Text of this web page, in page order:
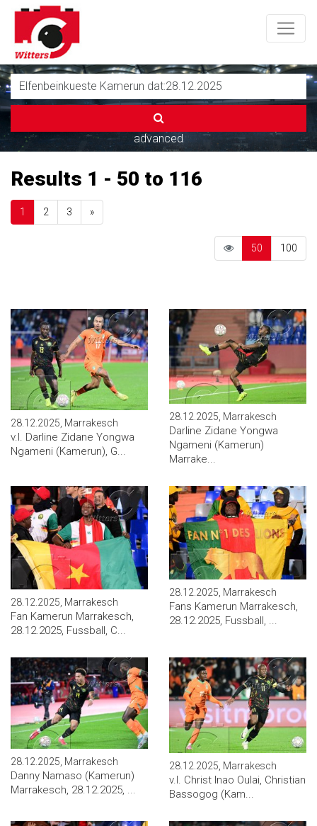
advanced
Results 1 - 50 to 116
1 2 3 »Next
50 100
28.12.2025, Marrakesch
v.l. Darline Zidane Yongwa
Ngameni (Kamerun), G...
28.12.2025, Marrakesch
Darline Zidane Yongwa
Ngameni (Kamerun)
Marrake...
28.12.2025, Marrakesch
Fan Kamerun Marrakesch,
28.12.2025, Fussball, C...
28.12.2025, Marrakesch
Fans Kamerun Marrakesch,
28.12.2025, Fussball, ...
28.12.2025, Marrakesch
Danny Namaso (Kamerun)
Marrakesch, 28.12.2025, ...
28.12.2025, Marrakesch
v.l. Christ Inao Oulai, Christian
Bassogog (Kam...